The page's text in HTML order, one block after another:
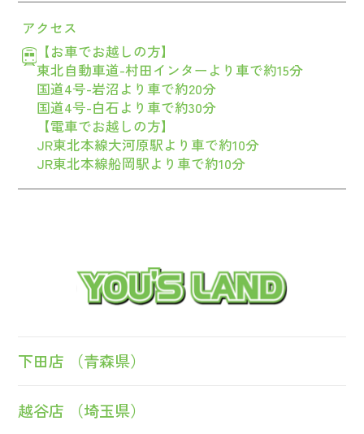
下田店 （青森県）
越谷店 （埼玉県）
アクセス
【お車でお越しの方】
東北自動車道-村田インターより車で約15分
国道4号-岩沼より車で約20分
国道4号-白石より車で約30分
【電車でお越しの方】
JR東北本線大河原駅より車で約10分
JR東北本線船岡駅より車で約10分